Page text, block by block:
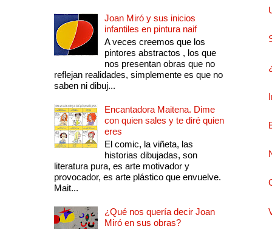
Joan Miró y sus inicios
infantiles en pintura naif
A veces creemos que los
pintores abstractos , los que
nos presentan obras que no
reflejan realidades, simplemente es que no
saben ni dibuj...
Encantadora Maitena. Dime
con quien sales y te diré quien
eres
El comic, la viñeta, las
historias dibujadas, son
literatura pura, es arte motivador y
provocador, es arte plástico que envuelve.
Mait...
¿Qué nos quería decir Joan
Miró en sus obras?